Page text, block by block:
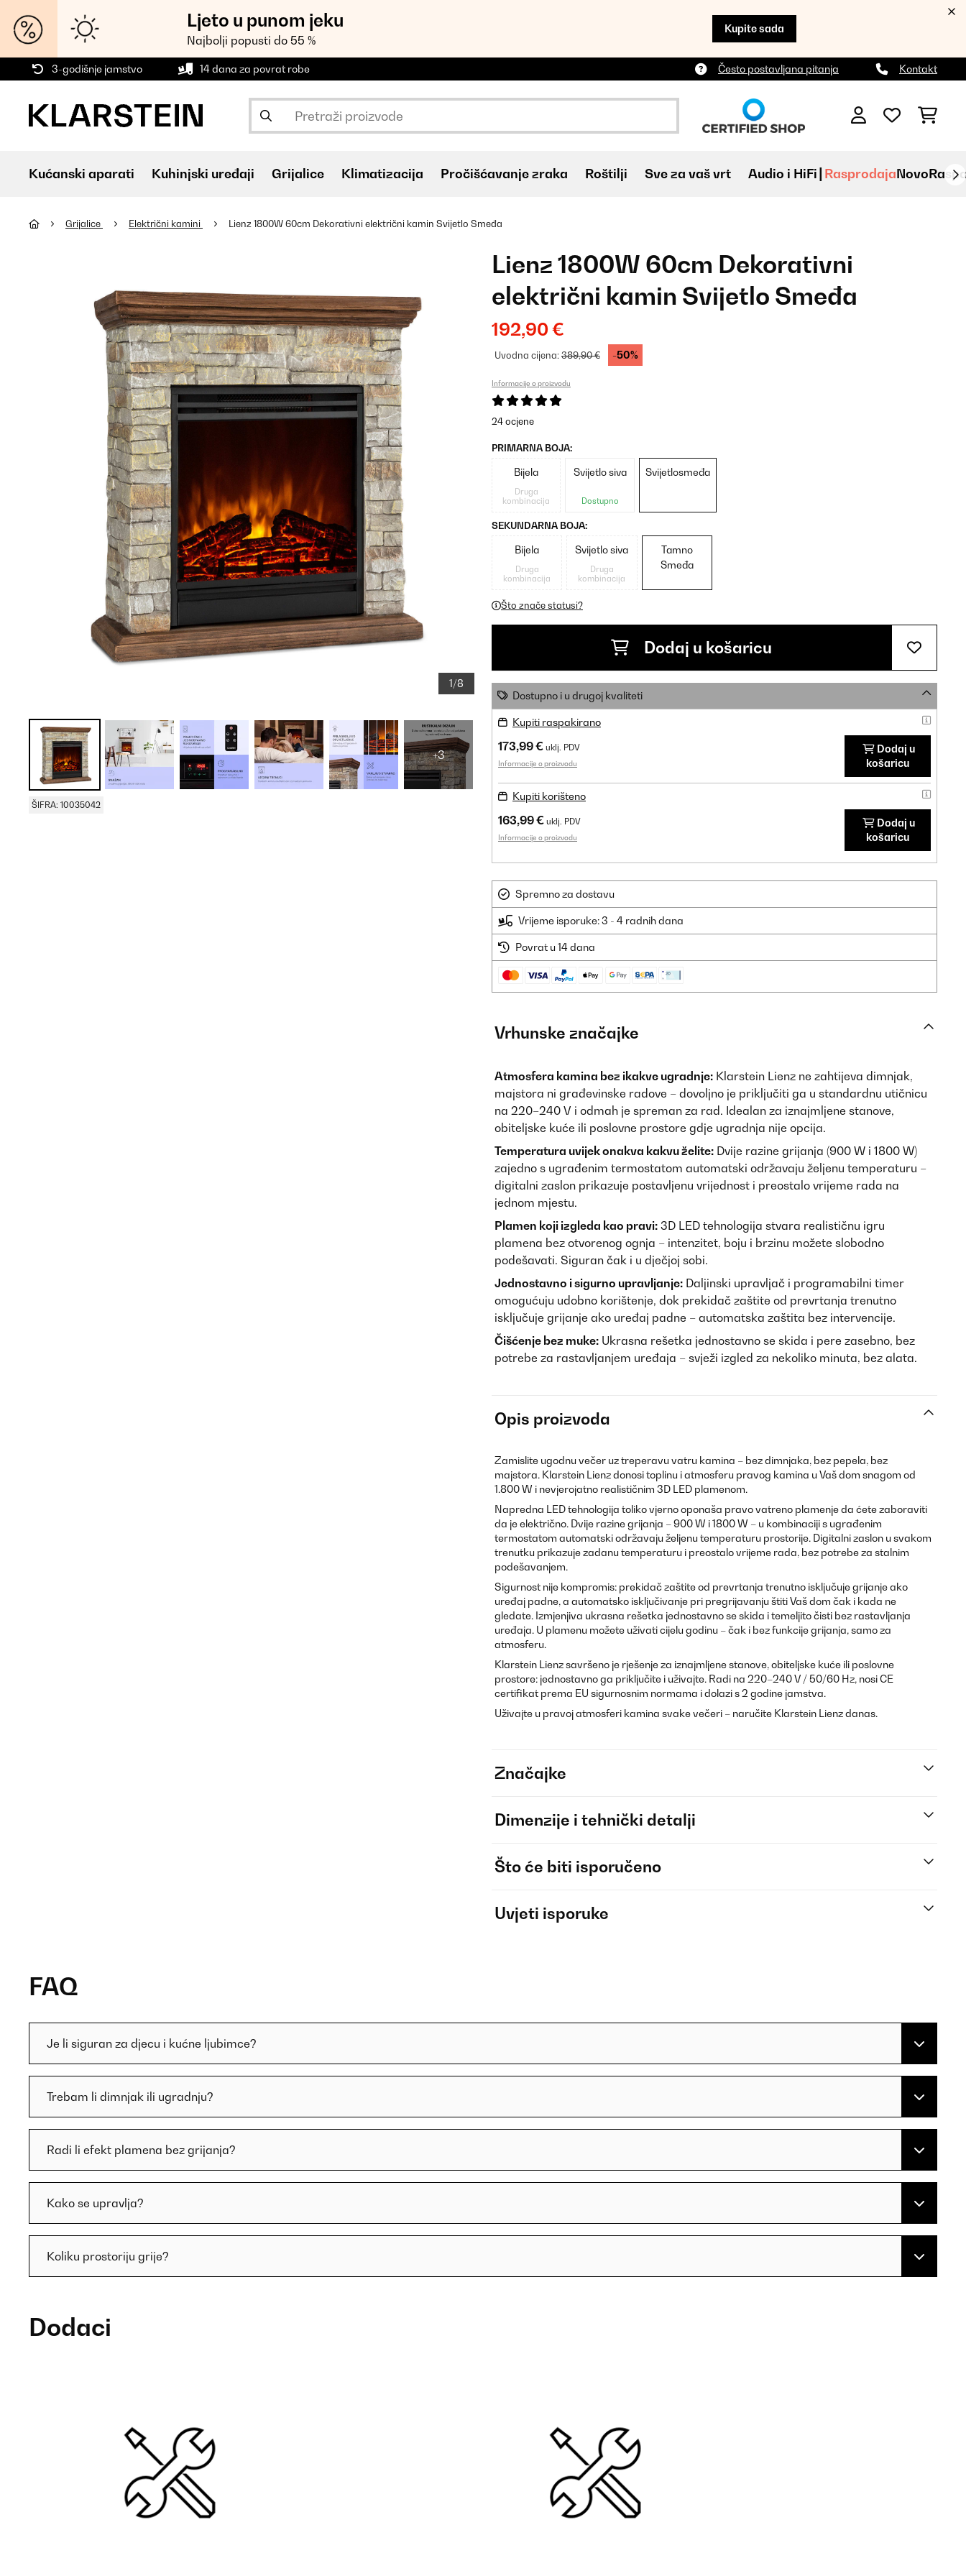
Ljeto u punom jeku
Najbolji popusti do 55 %
Kupite sada
3-godišnje jamstvo 14 dana za povrat robe Često postavljana pitanja Kontakt
Kućanski aparati Kuhinjski uređaji Grijalice Klimatizacija Pročišćavanje zraka Roštilji Sve za vaš vrt Audio i HiFi RasprodajaNovo
Grijalice Električni kamini Lienz 1800W 60cm Dekorativni električni kamin Svijetlo Smeđa
1/8
+3
ŠIFRA: 10035042
Lienz 1800W 60cm Dekorativni
električni kamin Svijetlo Smeđa
192,90 €
Uvodna cijena:389,90 € -50%
Informacije o proizvodu
24 ocjene
PRIMARNA BOJA:
Bijela
Druga
kombinacija
Svijetlo siva
Dostupno
Svijetlosmeđa
SEKUNDARNA BOJA:
Bijela
Druga
kombinacija
Svijetlo siva
Druga
kombinacija
Tamno
Smeđa
Što znače statusi?
Dodaj u košaricu
Dostupno i u drugoj kvaliteti
Kupiti raspakirano
173,99 € uklj. PDV
Informacije o proizvodu
Dodaj u
košaricu
Kupiti korišteno
163,99 € uklj. PDV
Informacije o proizvodu
Dodaj u
košaricu
Spremno za dostavu
Vrijeme isporuke: 3 - 4 radnih dana
Povrat u 14 dana
Vrhunske značajke
Atmosfera kamina bez ikakve ugradnje: Klarstein Lienz ne zahtijeva dimnjak,
majstora ni građevinske radove – dovoljno je priključiti ga u standardnu utičnicu
na 220–240 V i odmah je spreman za rad. Idealan za iznajmljene stanove,
obiteljske kuće ili poslovne prostore gdje ugradnja nije opcija.
Temperatura uvijek onakva kakvu želite: Dvije razine grijanja (900 W i 1800 W)
zajedno s ugrađenim termostatom automatski održavaju željenu temperaturu –
digitalni zaslon prikazuje postavljenu vrijednost i preostalo vrijeme rada na
jednom mjestu.
Plamen koji izgleda kao pravi: 3D LED tehnologija stvara realističnu igru
plamena bez otvorenog ognja – intenzitet, boju i brzinu možete slobodno
podešavati. Siguran čak i u dječjoj sobi.
Jednostavno i sigurno upravljanje: Daljinski upravljač i programabilni timer
omogućuju udobno korištenje, dok prekidač zaštite od prevrtanja trenutno
isključuje grijanje ako uređaj padne – automatska zaštita bez intervencije.
Čišćenje bez muke: Ukrasna rešetka jednostavno se skida i pere zasebno, bez
potrebe za rastavljanjem uređaja – svježi izgled za nekoliko minuta, bez alata.
Opis proizvoda
Zamislite ugodnu večer uz treperavu vatru kamina – bez dimnjaka, bez pepela, bez
majstora. Klarstein Lienz donosi toplinu i atmosferu pravog kamina u Vaš dom snagom od
1.800 W i nevjerojatno realističnim 3D LED plamenom.
Napredna LED tehnologija toliko vjerno oponaša pravo vatreno plamenje da ćete zaboraviti
da je električno. Dvije razine grijanja – 900 W i 1800 W – u kombinaciji s ugrađenim
termostatom automatski održavaju željenu temperaturu prostorije. Digitalni zaslon u svakom
trenutku prikazuje zadanu temperaturu i preostalo vrijeme rada, bez potrebe za stalnim
podešavanjem.
Sigurnost nije kompromis: prekidač zaštite od prevrtanja trenutno isključuje grijanje ako
uređaj padne, a automatsko isključivanje pri pregrijavanju štiti Vaš dom čak i kada ne
gledate. Izmjenjiva ukrasna rešetka jednostavno se skida i temeljito čisti bez rastavljanja
uređaja. U plamenu možete uživati cijelu godinu – čak i bez funkcije grijanja, samo za
atmosferu.
Klarstein Lienz savršeno je rješenje za iznajmljene stanove, obiteljske kuće ili poslovne
prostore: jednostavno ga priključite i uživajte. Radi na 220–240 V / 50/60 Hz, nosi CE
certifikat prema EU sigurnosnim normama i dolazi s 2 godine jamstva.
Uživajte u pravoj atmosferi kamina svake večeri – naručite Klarstein Lienz danas.
Značajke
Dimenzije i tehnički detalji
Što će biti isporučeno
Uvjeti isporuke
FAQ
Je li siguran za djecu i kućne ljubimce?
Trebam li dimnjak ili ugradnju?
Radi li efekt plamena bez grijanja?
Kako se upravlja?
Koliku prostoriju grije?
Dodaci